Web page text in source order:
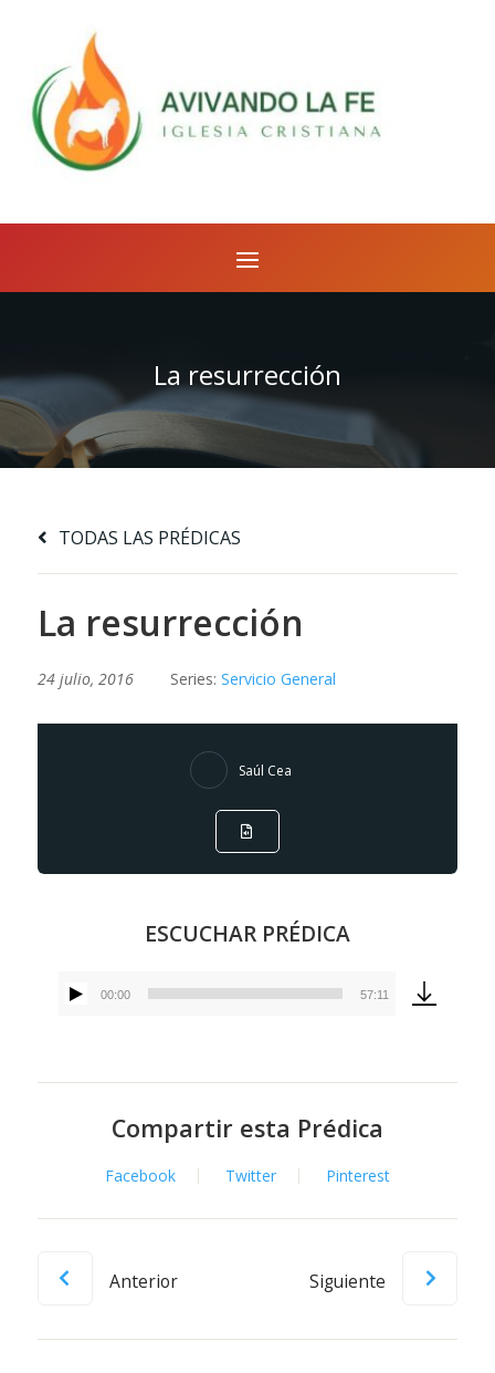
La resurrección
TODAS LAS PRÉDICAS
La resurrección
24 julio, 2016 Series: Servicio General
Saúl Cea
ESCUCHAR PRÉDICA
Reproductor
00:00 57:11
Compartir esta Prédica
Facebook Twitter Pinterest
Anterior Siguiente